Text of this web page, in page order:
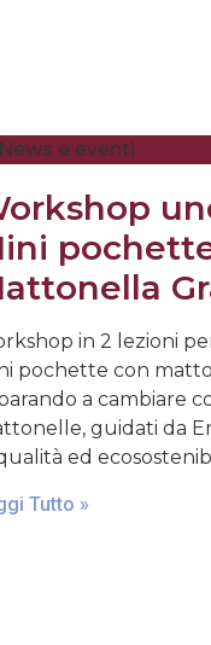
News e eventi
in 2 lezioni
pochette con
a cambiare
guidati da
ed
Tutto »